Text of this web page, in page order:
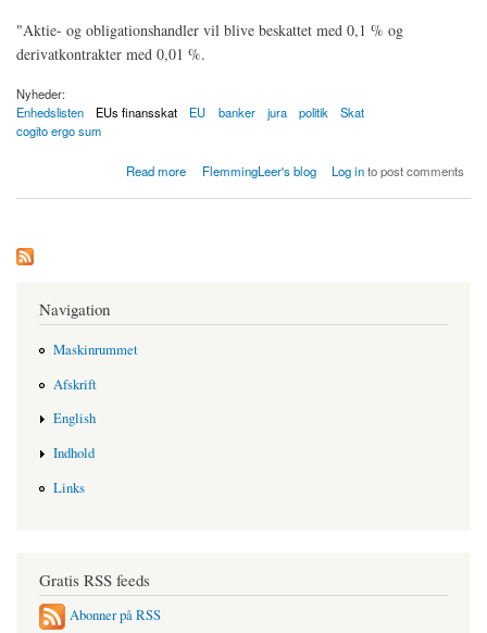
"Aktie- og obligationshandler vil blive beskattet med 0,1 % og
derivatkontrakter med 0,01 %.
Nyheder:
Enhedslisten
EUs finansskat EU banker jura politik
Skat
cogito ergo sum
Read more
about Nej til dansk deltagelse i EUs finansskatFlemmingLeer's blog Log into post comments
Navigation
Maskinrummet
Afskrift
English
Indhold
Links
Gratis RSS feeds
Abonner på RSS